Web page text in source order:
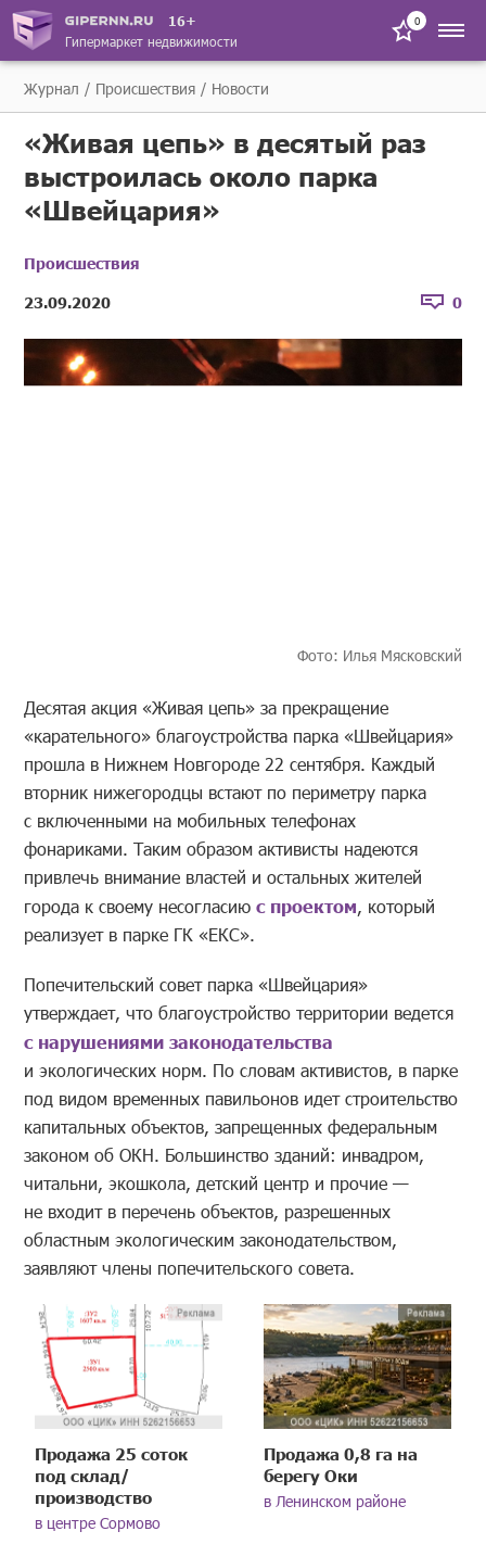
16+
Гипермаркет недвижимости
0
Журнал Происшествия Новости
«Живая цепь» в десятый раз
выстроилась около парка
«Швейцария»
Происшествия
23.09.2020
0
Фото: Илья Мясковский
Десятая акция «Живая цепь» за прекращение
«карательного» благоустройства парка «Швейцария»
прошла в Нижнем Новгороде 22 сентября. Каждый
вторник нижегородцы встают по периметру парка
с включенными на мобильных телефонах
фонариками. Таким образом активисты надеются
привлечь внимание властей и остальных жителей
города к своему несогласиюс проектом, который
реализует в парке ГК «ЕКС».
Попечительский совет парка «Швейцария»
утверждает, что благоустройство территории ведется
с нарушениями законодательства
и экологических норм. По словам активистов, в парке
под видом временных павильонов идет строительство
капитальных объектов, запрещенных федеральным
законом об ОКН. Большинство зданий: инвадром,
читальни, экошкола, детский центр и прочие —
не входит в перечень объектов, разрешенных
областным экологическим законодательством,
заявляют члены попечительского совета.
Продажа 25 соток
под склад/
производство
в центре Сормово
Продажа 0,8 га на
берегу Оки
в Ленинском районе